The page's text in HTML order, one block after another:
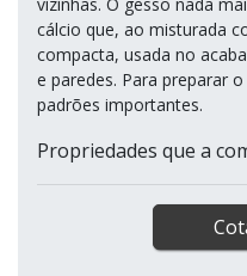
cálcio que, ao misturada
compacta, usada no
e paredes. Para preparar
padrões importantes.
Propriedades que a